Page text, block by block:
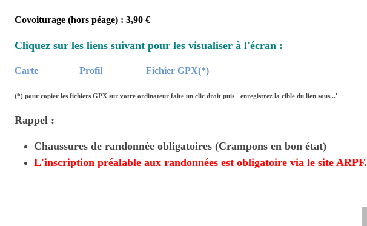
Covoiturage (hors péage) : 3,90 €
Cliquez sur les liens suivant pour les visualiser à l'écran :
Carte Profil Fichier GPX(*)
(*) pour copier les fichiers GPX sur votre ordinateur faite un clic droit puis ' enregistrez la cible du lien sous...'
Rappel :
Chaussures de randonnée obligatoires (Crampons en bon état)
L'inscription préalable aux randonnées est obligatoire via le site ARPF.